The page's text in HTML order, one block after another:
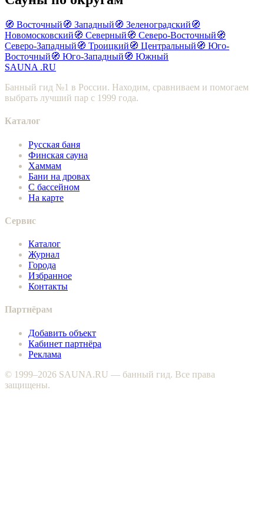
🧭 Восточный🧭 Западный🧭 Зеленоградский🧭
Новомосковский🧭 Северный🧭 Северо-Восточный🧭
Северо-Западный🧭 Троицкий🧭 Центральный🧭 Юго-
Восточный🧭 Юго-Западный🧭 Южный
SAUNA .RU
Банный гид №1 в России. Находим, сравниваем и помогаем
выбрать лучший пар с 1999 года.
Каталог
Русская баня
Финская сауна
Хаммам
Бани на дровах
С бассейном
На карте
Сервис
Каталог
Журнал
Города
Избранное
Контакты
Партнёрам
Добавить объект
Кабинет партнёра
Реклама
© 1999–2026 SAUNA.RU — банный гид. Все права
защищены.